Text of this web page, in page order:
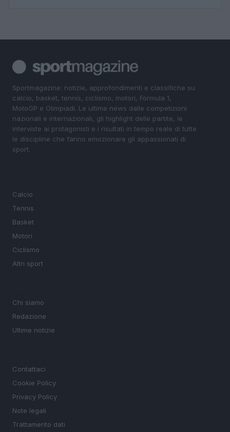
Sportmagazine: notizie, approfondimenti e classifiche su
calcio, basket, tennis, ciclismo, motori, Formula 1,
MotoGP e Olimpiadi. Le ultime news dalle competizioni
nazionali e internazionali, gli highlight delle partite, le
interviste ai protagonisti e i risultati in tempo reale di tutte
le discipline che fanno emozionare gli appassionati di
sport.
Calcio
Tennis
Basket
Motori
Ciclismo
Altri sport
Chi siamo
Redazione
Ultime notizie
Contattaci
Cookie Policy
Privacy Policy
Note legali
Trattamento dati